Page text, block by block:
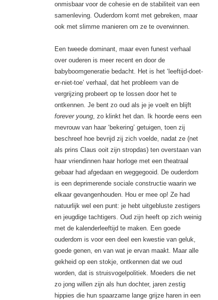
onmisbaar voor de cohesie en de stabiliteit van een
samenleving. Ouderdom komt met gebreken, maar
ook met slimme manieren om ze te overwinnen.
Een tweede dominant, maar even funest verhaal
over ouderen is meer recent en door de
babyboomgeneratie bedacht. Het is het ‘leeftijd-doet-
er-niet-toe’ verhaal, dat het probleem van de
vergrijzing probeert op te lossen door het te
ontkennen. Je bent zo oud als je je voelt en blijft
forever young, zo klinkt het dan. Ik hoorde eens een
mevrouw van haar ‘bekering’ getuigen, toen zij
beschreef hoe bevrijd zij zich voelde, nadat ze (net
als prins Claus ooit zijn stropdas) ten overstaan van
haar vriendinnen haar horloge met een theatraal
gebaar had afgedaan en weggegooid. De ouderdom
is een deprimerende sociale constructie waarin we
elkaar gevangenhouden. Hou er mee op! Ze had
natuurlijk wel een punt: je hebt uitgebluste zestigers
en jeugdige tachtigers. Oud zijn heeft op zich weinig
met de kalenderleeftijd te maken. Een goede
ouderdom is voor een deel een kwestie van geluk,
goede genen, en van wat je ervan maakt. Maar alle
gekheid op een stokje, ontkennen dat we oud
worden, dat is struisvogelpolitiek. Moeders die net
zo jong willen zijn als hun dochter, jaren zestig
hippies die hun spaarzame lange grijze haren in een